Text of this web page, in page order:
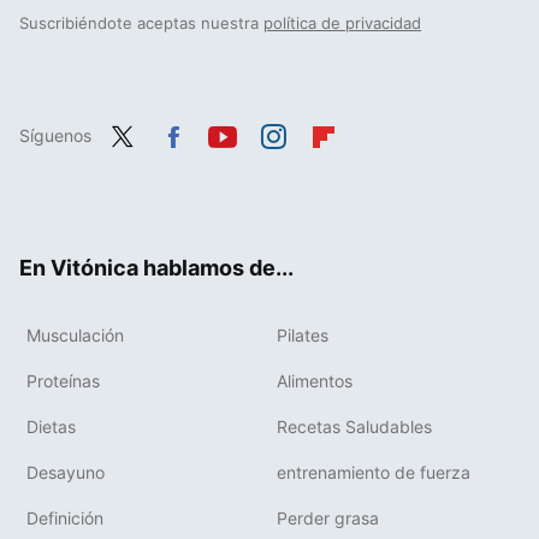
Suscribiéndote aceptas nuestra política de privacidad
Síguenos
En Vitónica hablamos de...
Musculación Pilates
Proteínas Alimentos
Dietas Recetas Saludables
Desayuno entrenamiento de fuerza
Definición Perder grasa